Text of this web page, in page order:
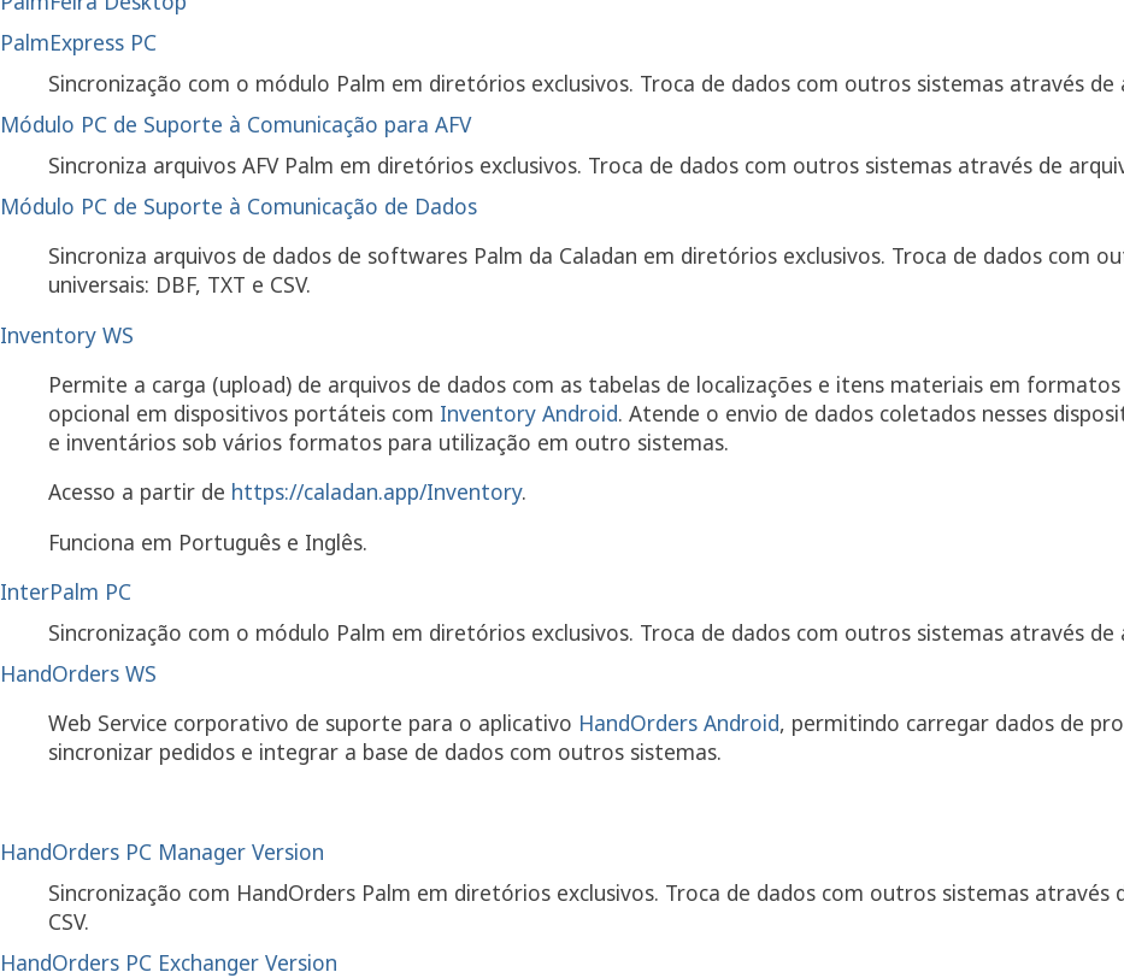
PalmExpress PC
Sincronização com o módulo Palm em diretórios exclusivos. Troca de dados com outros sistemas através de
Módulo PC de Suporte à Comunicação para AFV
Sincroniza arquivos AFV Palm em diretórios exclusivos. Troca de dados com outros sistemas através de
Módulo PC de Suporte à Comunicação de Dados
Sincroniza arquivos de dados de softwares Palm da Caladan em diretórios exclusivos. Troca de dados com
universais: DBF, TXT e CSV.
Inventory WS
Permite a carga (upload) de arquivos de dados com as tabelas de localizações e itens materiais em formatos
opcional em dispositivos portáteis com Inventory Android. Atende o envio de dados coletados nesses
e inventários sob vários formatos para utilização em outro sistemas.
Acesso a partir de https://caladan.app/Inventory.
Funciona em Português e Inglês.
InterPalm PC
Sincronização com o módulo Palm em diretórios exclusivos. Troca de dados com outros sistemas através de
HandOrders WS
Web Service corporativo de suporte para o aplicativo HandOrders Android, permitindo carregar dados de
sincronizar pedidos e integrar a base de dados com outros sistemas.
HandOrders PC Manager Version
Sincronização com HandOrders Palm em diretórios exclusivos. Troca de dados com outros sistemas através
CSV.
HandOrders PC Exchanger Version